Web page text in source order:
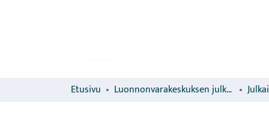
Etusivu Luonnonvarakeskuksen julkaisut